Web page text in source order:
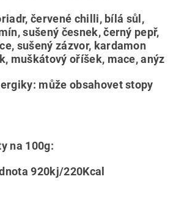
červené chilli, bílá sůl,
sušený česnek, černý pepř,
sušený zázvor, kardamon
muškátový oříšek, mace, anýz
může obsahovet stopy
na 100g:
920kj/220Kcal